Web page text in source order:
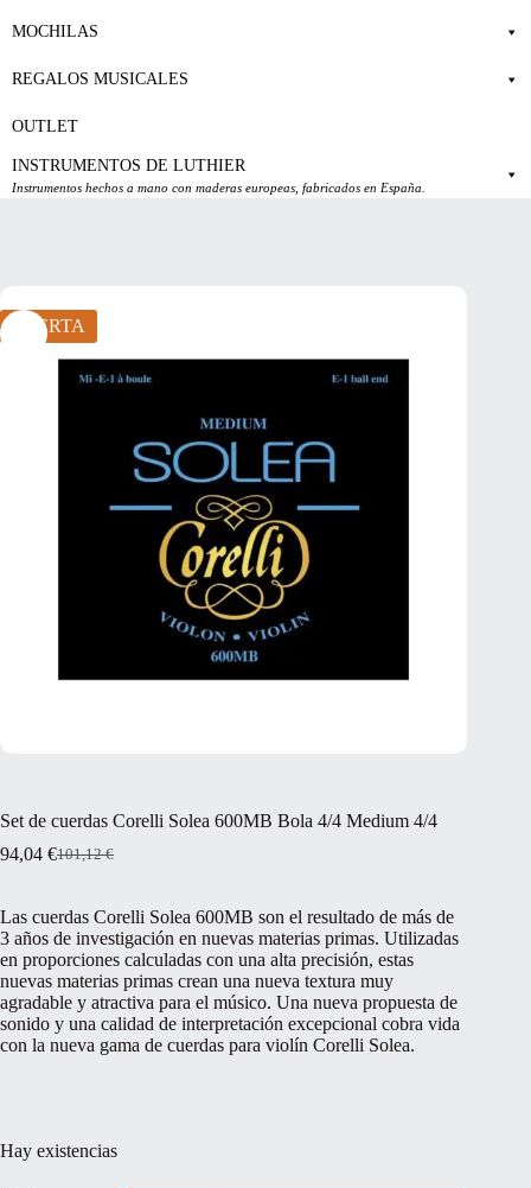
MOCHILAS
REGALOS MUSICALES
OUTLET
INSTRUMENTOS DE LUTHIER
Instrumentos hechos a mano con maderas europeas, fabricados en España.
OFERTA
Set de cuerdas Corelli Solea 600MB Bola 4/4 Medium 4/4
101,12€
El
original
era:
101,12 €.
94,04 €El
actual
es:
94,04 €.
Las cuerdas Corelli Solea 600MB son el resultado de más de
3 años de investigación en nuevas materias primas. Utilizadas
en proporciones calculadas con una alta precisión, estas
nuevas materias primas crean una nueva textura muy
agradable y atractiva para el músico. Una nueva propuesta de
sonido y una calidad de interpretación excepcional cobra vida
con la nueva gama de cuerdas para violín Corelli Solea.
Hay existencias